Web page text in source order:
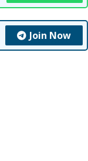
Join Now